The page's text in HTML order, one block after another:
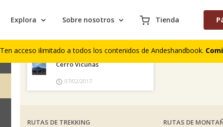
Explora Sobre nosotros Tienda
Ten acceso ilimitado a todos los contenidos de Andeshandbook.
ÚLTIMAS COLABORACIONES PUBLICADAS
LIBROS DE CUMBRES
Cerro Vicuñas
07/02/2017
COMENTARIOS DE
RUTAS DE TREKKING RUTAS DE